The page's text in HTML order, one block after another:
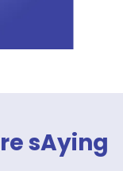
sAying